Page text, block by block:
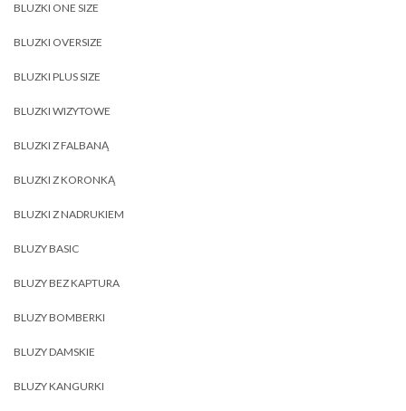
BLUZKI ONE SIZE
BLUZKI OVERSIZE
BLUZKI PLUS SIZE
BLUZKI WIZYTOWE
BLUZKI Z FALBANĄ
BLUZKI Z KORONKĄ
BLUZKI Z NADRUKIEM
BLUZY BASIC
BLUZY BEZ KAPTURA
BLUZY BOMBERKI
BLUZY DAMSKIE
BLUZY KANGURKI